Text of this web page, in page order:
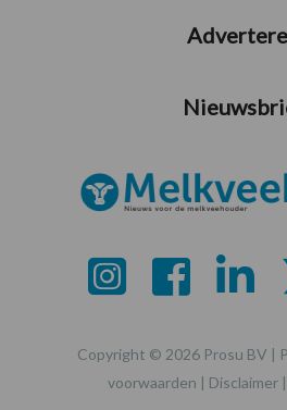
Copyright © 2026 Prosu BV |
voorwaarden | Disclaimer |